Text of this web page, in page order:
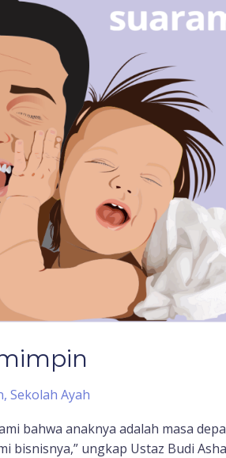
, Sekolah Ayah
bahwa anaknya adalah masa
bisnisnya,” ungkap Ustaz Budi